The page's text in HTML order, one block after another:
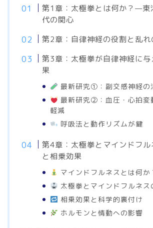
第1章：太極拳とは何か？—東
代の関心
第2章：自律神経の役割と乱れ
第3章：太極拳が自律神経に
果
最新研究①：副交感神経の
最新研究②：血圧・心拍変
軽減
呼吸法と動作リズムが鍵
第4章：太極拳とマインドフル
と相乗効果
マインドフルネスとは何か
太極拳とマインドフルネス
相乗効果と科学的裏付け
ホルモンと情動への影響